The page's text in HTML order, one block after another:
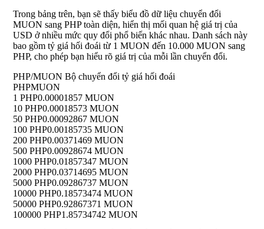
Trong bảng trên, bạn sẽ thấy biểu đồ dữ liệu chuyển đổi
MUON sang PHP toàn diện, hiển thị mối quan hệ giá trị của
USD ở nhiều mức quy đổi phổ biến khác nhau. Danh sách này
bao gồm tỷ giá hối đoái từ 1 MUON đến 10.000 MUON sang
PHP, cho phép bạn hiểu rõ giá trị của mỗi lần chuyển đổi.
PHP/MUON Bộ chuyển đổi tỷ giá hối đoái
PHPMUON
1 PHP0.00001857 MUON
10 PHP0.00018573 MUON
50 PHP0.00092867 MUON
100 PHP0.00185735 MUON
200 PHP0.00371469 MUON
500 PHP0.00928674 MUON
1000 PHP0.01857347 MUON
2000 PHP0.03714695 MUON
5000 PHP0.09286737 MUON
10000 PHP0.18573474 MUON
50000 PHP0.92867371 MUON
100000 PHP1.85734742 MUON